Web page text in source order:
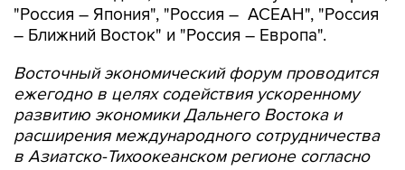
"Россия – Япония", "Россия – АСЕАН", "Россия
– Ближний Восток" и "Россия – Европа".
Восточный экономический форум проводится
ежегодно в целях содействия ускоренному
развитию экономики Дальнего Востока и
расширения международного сотрудничества
в Азиатско-Тихоокеанском регионе согласно